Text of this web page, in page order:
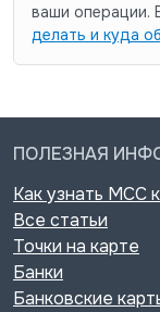
ваши операции.
делать и куда
ПОЛЕЗНАЯ
Как узнать MCC
Все статьи
Точки на карте
Банки
Банковские